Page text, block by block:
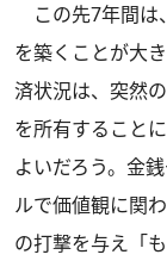
この先7年間は
を築くことが大
済状況は、突然
を所有すること
よいだろう。金
ルで価値観に関
の打撃を与え「